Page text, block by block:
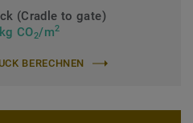
(Cradle to gate)
CO2/m2
BERECHNEN